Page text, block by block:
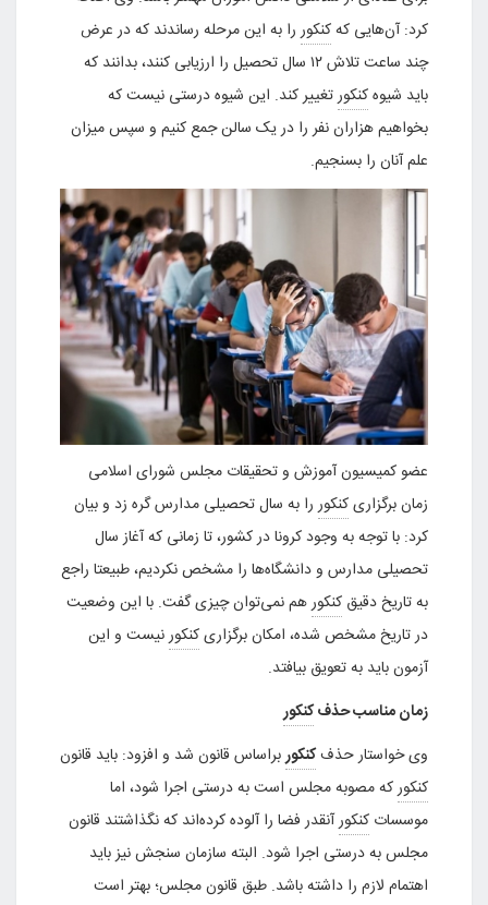
کرد: آن‌هایی کهکنکوررا به این مرحله رساندند که در عرض
چند ساعت تلاش ۱۲ سال تحصیل را ارزیابی کنند، بدانند که
باید شیوهکنکورتغییر کند. این شیوه درستی نیست که
بخواهیم هزاران نفر را در یک سالن جمع کنیم و سپس میزان
علم آنان را بسنجیم.
عضو کمیسیون آموزش و تحقیقات مجلس شورای اسلامی
زمان برگزاریکنکوررا به سال تحصیلی مدارس گره زد و بیان
کرد: با توجه به وجود کرونا در کشور، تا زمانی که آغاز سال
تحصیلی مدارس و دانشگاه‌ها را مشخص نکردیم، طبیعتا راجع
به تاریخ دقیق کنکورهم نمی‌توان چیزی گفت. با این وضعیت
در تاریخ مشخص شده، امکان برگزاریکنکورنیست و این
آزمون باید به تعویق بیافتد.
زمان مناسب حذفکنکور
وی خواستار حذفکنکوربراساس قانون شد و افزود: باید قانون
کنکورکه مصوبه مجلس است به درستی اجرا شود، اما
موسسات کنکورآنقدر فضا را آلوده کرده‌اند که نگذاشتند قانون
مجلس به درستی اجرا شود. البته سازمان سنجش نیز باید
اهتمام لازم را داشته باشد. طبق قانون مجلس؛ بهتر است